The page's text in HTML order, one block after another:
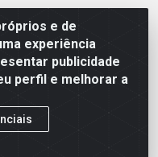
e de
experiência
publicidade
perfil e melhorar a
SAÚDE - Endereço Av.
Manaus - AM, CEP
0001-41